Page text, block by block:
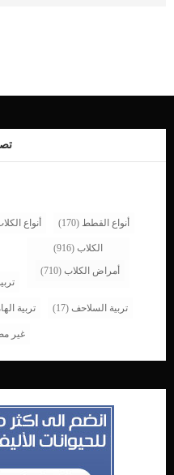
صيام
أنواع القطط (170) أنواع
الكلاب (916)
أمراض الكلاب (710)
تربية السلاحف (17) تربية
غير